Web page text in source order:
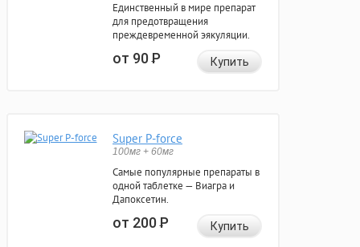
Единственный в мире препарат
для предотвращения
преждевременной эякуляции.
от 90Р Купить
Super P-force
100мг + 60мг
Самые популярные препараты в
одной таблетке — Виагра и
Дапоксетин.
от 200Р Купить